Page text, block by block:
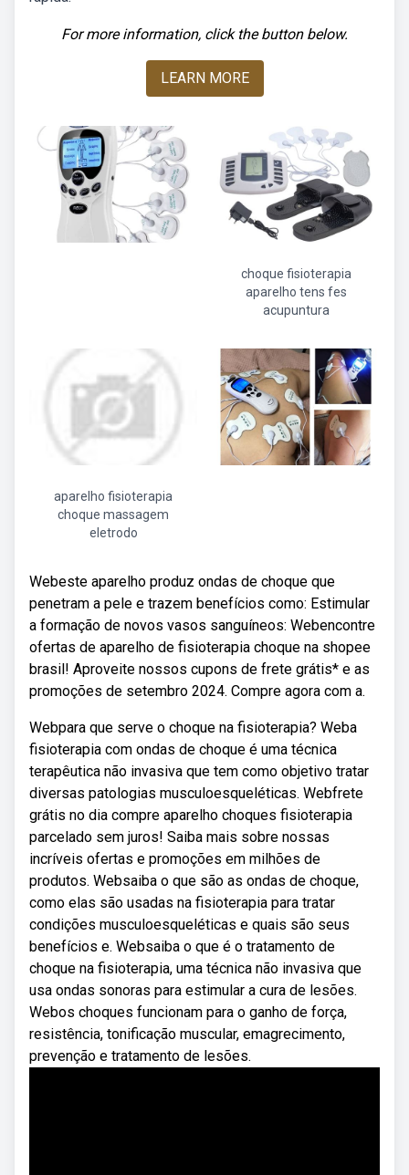
For more information, click the button below.
LEARN MORE
choque fisioterapia
aparelho tens fes
acupuntura
aparelho fisioterapia
choque massagem
eletrodo
Webeste aparelho produz ondas de choque que
penetram a pele e trazem benefícios como: Estimular
a formação de novos vasos sanguíneos: Webencontre
ofertas de aparelho de fisioterapia choque na shopee
brasil! Aproveite nossos cupons de frete grátis* e as
promoções de setembro 2024. Compre agora com a.
Webpara que serve o choque na fisioterapia? Weba
fisioterapia com ondas de choque é uma técnica
terapêutica não invasiva que tem como objetivo tratar
diversas patologias musculoesqueléticas. Webfrete
grátis no dia compre aparelho choques fisioterapia
parcelado sem juros! Saiba mais sobre nossas
incríveis ofertas e promoções em milhões de
produtos. Websaiba o que são as ondas de choque,
como elas são usadas na fisioterapia para tratar
condições musculoesqueléticas e quais são seus
benefícios e. Websaiba o que é o tratamento de
choque na fisioterapia, uma técnica não invasiva que
usa ondas sonoras para estimular a cura de lesões.
Webos choques funcionam para o ganho de força,
resistência, tonificação muscular, emagrecimento,
prevenção e tratamento de lesões.